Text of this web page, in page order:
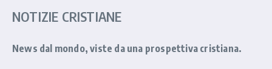
NOTIZIE CRISTIANE
News dal mondo, viste da una prospettiva cristiana.